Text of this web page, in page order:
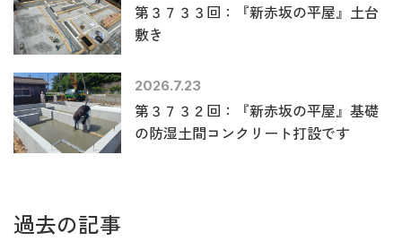
第３７３３回：『新赤坂の平屋』土台
敷き
2026.7.23
第３７３２回：『新赤坂の平屋』基礎
の防湿土間コンクリート打設です
過去の記事